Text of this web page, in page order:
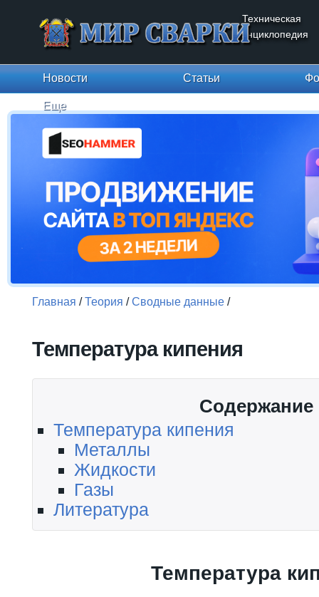
Техническая
энциклопедия
Новости Статьи
Еще
Главная /Теория /Сводные данные /
Температура кипения
Содержание
Температура кипения
Металлы
Жидкости
Газы
Литература
Температура